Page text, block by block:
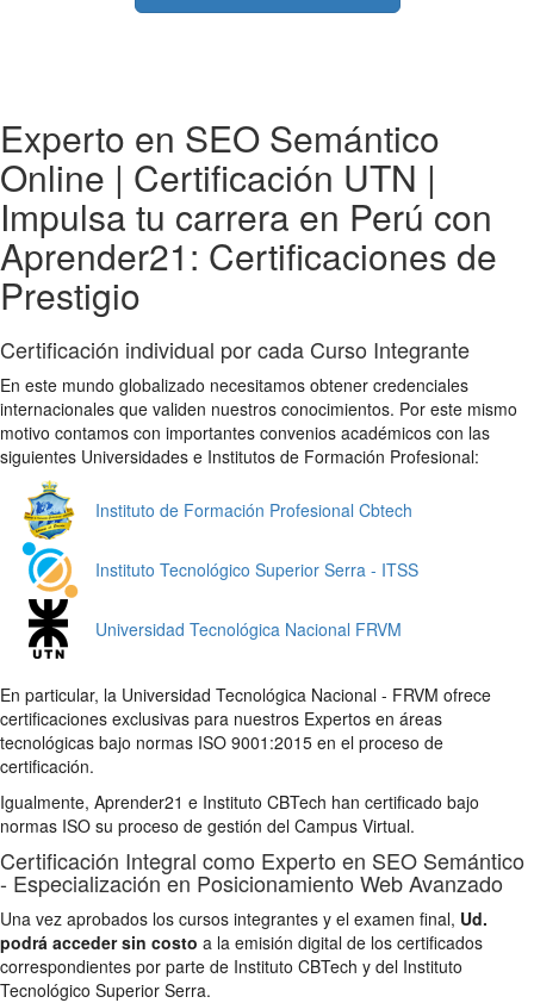
Experto en SEO Semántico
Online | Certificación UTN |
Impulsa tu carrera en Perú con
Aprender21: Certificaciones de
Prestigio
Certificación individual por cada Curso Integrante
En este mundo globalizado necesitamos obtener credenciales
internacionales que validen nuestros conocimientos. Por este mismo
motivo contamos con importantes convenios académicos con las
siguientes Universidades e Institutos de Formación Profesional:
Instituto de Formación Profesional Cbtech
Instituto Tecnológico Superior Serra - ITSS
Universidad Tecnológica Nacional FRVM
En particular, la Universidad Tecnológica Nacional - FRVM ofrece
certificaciones exclusivas para nuestros Expertos en áreas
tecnológicas bajo normas ISO 9001:2015 en el proceso de
certificación.
Igualmente, Aprender21 e Instituto CBTech han certificado bajo
normas ISO su proceso de gestión del Campus Virtual.
Certificación Integral como Experto en SEO Semántico
- Especialización en Posicionamiento Web Avanzado
Una vez aprobados los cursos integrantes y el examen final, Ud.
podrá acceder sin costo a la emisión digital de los certificados
correspondientes por parte de Instituto CBTech y del Instituto
Tecnológico Superior Serra.